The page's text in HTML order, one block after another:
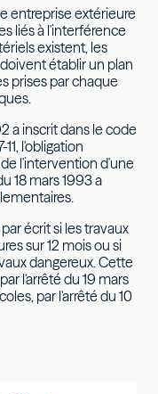
entreprise extérieure
liés à l'interférence
existent, les
établir un plan
prises par chaque
a inscrit dans le code
l'obligation
l'intervention d'une
18 mars 1993 a
écrit si les travaux
sur 12 mois ou si
dangereux. Cette
l'arrêté du 19 mars
par l'arrêté du 10